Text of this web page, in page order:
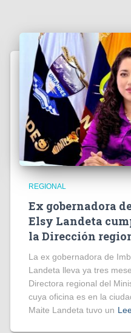
REGIONAL
Ex gobernadora
Elsy Landeta
la Dirección
La ex gobernadora de
Landeta lleva ya tres
Directora regional del
cuya oficina es en la
Maite Landeta tuvo un